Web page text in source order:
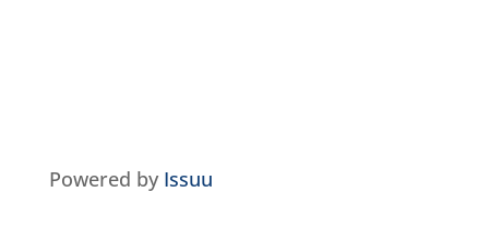
Powered by Issuu